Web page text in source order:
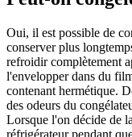
Oui, il est possible de
conserver plus
refroidir complètement
l'envelopper dans du
contenant hermétique.
des odeurs du
Lorsque l'on décide de
réfrigérateur pendant